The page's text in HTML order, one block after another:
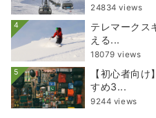
24834 views
4
テレマークス
える...
18079 views
5
【初心者向
すめ3...
9244 views